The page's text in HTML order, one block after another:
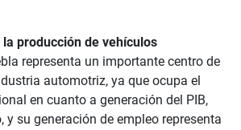
la producción de vehículos
representa un importante centro de
automotriz, ya que ocupa el
en cuanto a generación del PIB,
y su generación de empleo representa